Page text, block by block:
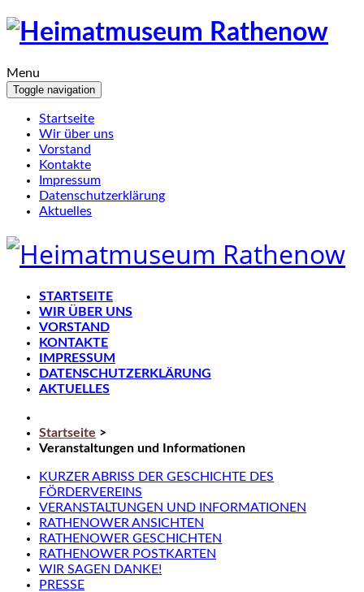
Menu
Toggle navigation
Startseite
Wir über uns
Vorstand
Kontakte
Impressum
Datenschutzerklärung
Aktuelles
STARTSEITE
WIR ÜBER UNS
VORSTAND
KONTAKTE
IMPRESSUM
DATENSCHUTZERKLÄRUNG
AKTUELLES
Startseite >
Veranstaltungen und Informationen
KURZER ABRISS DER GESCHICHTE DES
FÖRDERVEREINS
VERANSTALTUNGEN UND INFORMATIONEN
RATHENOWER ANSICHTEN
RATHENOWER GESCHICHTEN
RATHENOWER POSTKARTEN
WIR SAGEN DANKE!
PRESSE